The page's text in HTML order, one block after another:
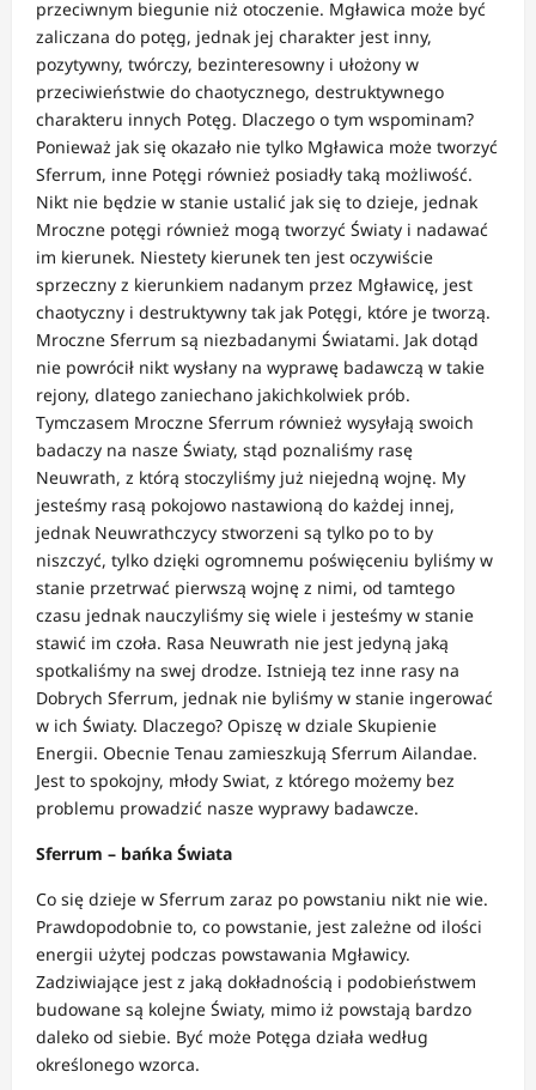
przeciwnym biegunie niż otoczenie. Mgławica może być
zaliczana do potęg, jednak jej charakter jest inny,
pozytywny, twórczy, bezinteresowny i ułożony w
przeciwieństwie do chaotycznego, destruktywnego
charakteru innych Potęg. Dlaczego o tym wspominam?
Ponieważ jak się okazało nie tylko Mgławica może tworzyć
Sferrum, inne Potęgi również posiadły taką możliwość.
Nikt nie będzie w stanie ustalić jak się to dzieje, jednak
Mroczne potęgi również mogą tworzyć Światy i nadawać
im kierunek. Niestety kierunek ten jest oczywiście
sprzeczny z kierunkiem nadanym przez Mgławicę, jest
chaotyczny i destruktywny tak jak Potęgi, które je tworzą.
Mroczne Sferrum są niezbadanymi Światami. Jak dotąd
nie powrócił nikt wysłany na wyprawę badawczą w takie
rejony, dlatego zaniechano jakichkolwiek prób.
Tymczasem Mroczne Sferrum również wysyłają swoich
badaczy na nasze Światy, stąd poznaliśmy rasę
Neuwrath, z którą stoczyliśmy już niejedną wojnę. My
jesteśmy rasą pokojowo nastawioną do każdej innej,
jednak Neuwrathczycy stworzeni są tylko po to by
niszczyć, tylko dzięki ogromnemu poświęceniu byliśmy w
stanie przetrwać pierwszą wojnę z nimi, od tamtego
czasu jednak nauczyliśmy się wiele i jesteśmy w stanie
stawić im czoła. Rasa Neuwrath nie jest jedyną jaką
spotkaliśmy na swej drodze. Istnieją tez inne rasy na
Dobrych Sferrum, jednak nie byliśmy w stanie ingerować
w ich Światy. Dlaczego? Opiszę w dziale Skupienie
Energii. Obecnie Tenau zamieszkują Sferrum Ailandae.
Jest to spokojny, młody Swiat, z którego możemy bez
problemu prowadzić nasze wyprawy badawcze.
Sferrum – bańka Świata
Co się dzieje w Sferrum zaraz po powstaniu nikt nie wie.
Prawdopodobnie to, co powstanie, jest zależne od ilości
energii użytej podczas powstawania Mgławicy.
Zadziwiające jest z jaką dokładnością i podobieństwem
budowane są kolejne Światy, mimo iż powstają bardzo
daleko od siebie. Być może Potęga działa według
określonego wzorca.